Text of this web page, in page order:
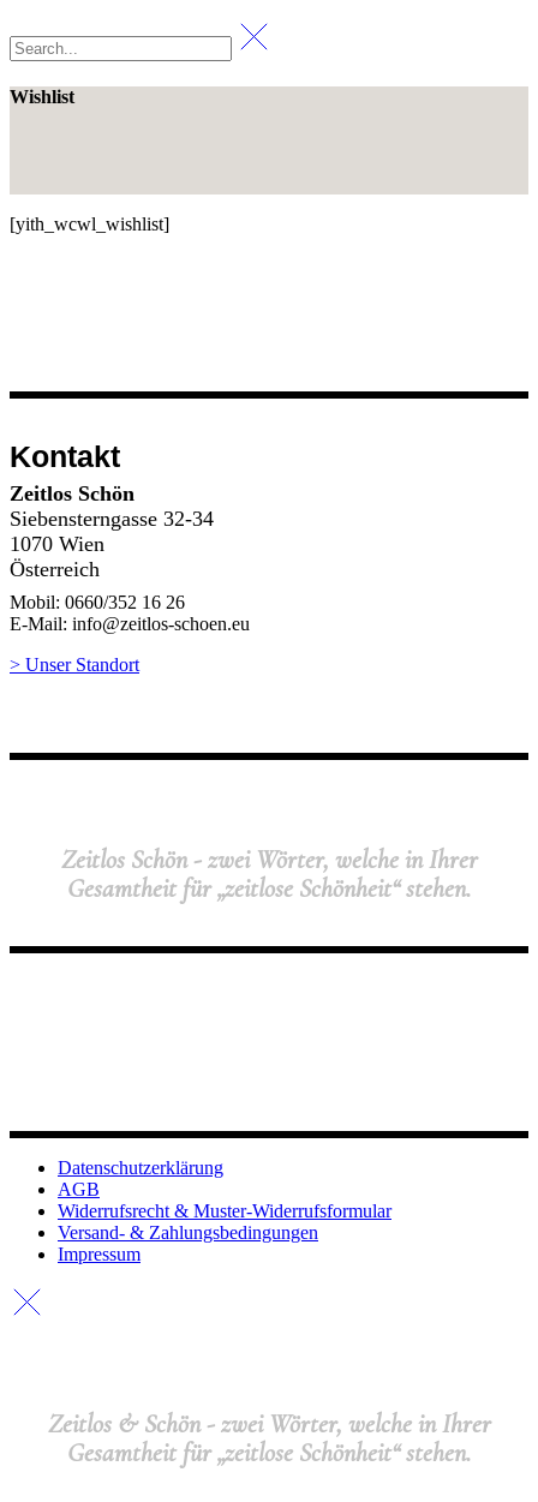
Wishlist
[yith_wcwl_wishlist]
Kontakt
Zeitlos Schön
Siebensterngasse 32-34
1070 Wien
Österreich
Mobil: 0660/352 16 26
E-Mail: info@zeitlos-schoen.eu
> Unser Standort
Zeitlos Schön - zwei Wörter, welche in Ihrer
Gesamtheit für „zeitlose Schönheit“ stehen.
Datenschutzerklärung
AGB
Widerrufsrecht & Muster-Widerrufsformular
Versand- & Zahlungsbedingungen
Impressum
Zeitlos & Schön - zwei Wörter, welche in Ihrer
Gesamtheit für „zeitlose Schönheit“ stehen.